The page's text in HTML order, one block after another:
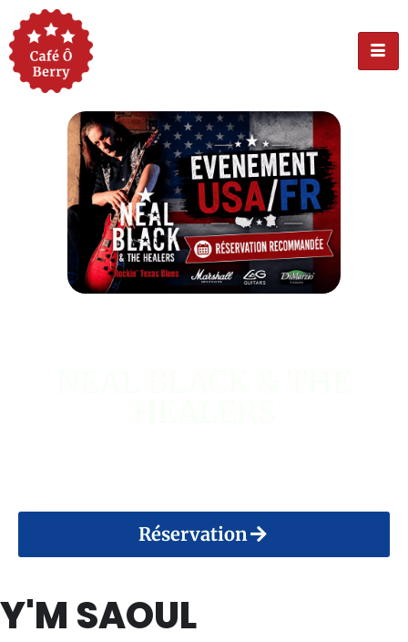
Réservation
Y'M SAOUL